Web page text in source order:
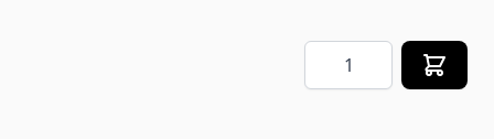
Quantité